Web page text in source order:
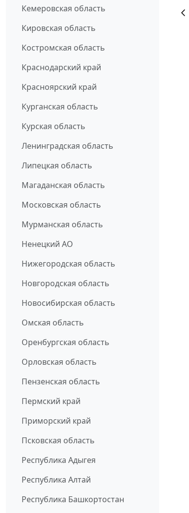
Кемеровская область
Кировская область
Костромская область
Краснодарский край
Красноярский край
Курганская область
Курская область
Ленинградская область
Липецкая область
Магаданская область
Московская область
Мурманская область
Ненецкий АО
Нижегородская область
Новгородская область
Новосибирская область
Омская область
Оренбургская область
Орловская область
Пензенская область
Пермский край
Приморский край
Псковская область
Республика Адыгея
Республика Алтай
Республика Башкортостан